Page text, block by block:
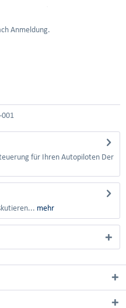
Anmeldung.
001
für Ihren Autopiloten Der
mehr